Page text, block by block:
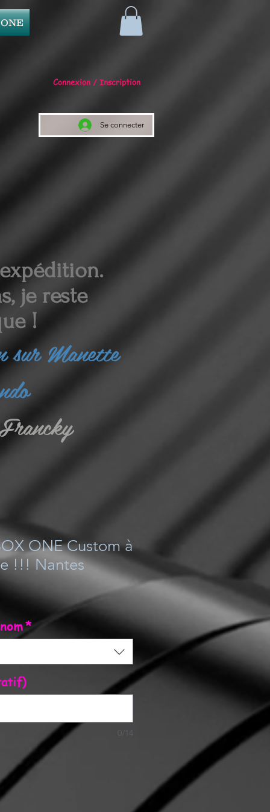
Connexion / Inscription
Se connecter
je reste
!
sur Manette
ONE Custom à
!!! Nantes
*
0/14